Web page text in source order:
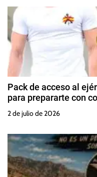
Pack de acceso al
para prepararte con
2 de julio de 2026